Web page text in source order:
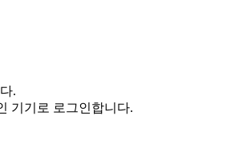
.
기기로 로그인합니다.